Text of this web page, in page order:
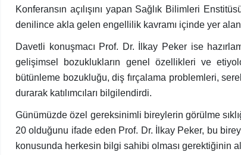
Konferansın açılışını yapan Sağlık Bilimleri
denilince akla gelen engellilik kavramı içinde yer
Davetli konuşmacı Prof. Dr. İlkay Peker ise
gelişimsel bozuklukların genel özellikleri ve
bütünleme bozukluğu, diş fırçalama problemleri,
durarak katılımcıları bilgilendirdi.
Günümüzde özel gereksinimli bireylerin görülme
20 olduğunu ifade eden Prof. Dr. İlkay Peker, bu
konusunda herkesin bilgi sahibi olması gerektiğinin